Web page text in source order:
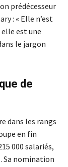
prédécesseur
: « Elle n’est
est une
le jargon
de
dans les rangs
en fin
000 salariés,
Sa nomination